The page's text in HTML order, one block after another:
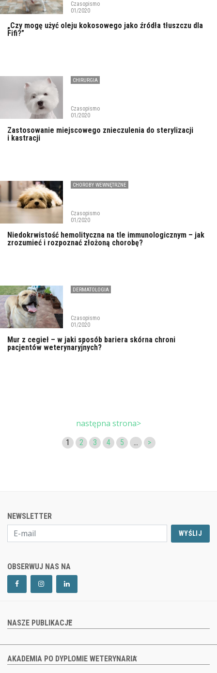
Czasopismo
01/2020
„Czy mogę użyć oleju kokosowego jako źródła tłuszczu dla
Fifi?”
CHIRURGIA
Czasopismo
01/2020
Zastosowanie miejscowego znieczulenia do sterylizacji
i kastracji
CHOROBY WEWNĘTRZNE
Czasopismo
01/2020
Niedokrwistość hemolityczna na tle immunologicznym – jak
zrozumieć i rozpoznać złożoną chorobę?
DERMATOLOGIA
Czasopismo
01/2020
Mur z cegieł – w jaki sposób bariera skórna chroni
pacjentów weterynaryjnych?
następna strona>
1 2 3 4 5 ... >
NEWSLETTER
WYŚLIJ
OBSERWUJ NAS NA
NASZE PUBLIKACJE
AKADEMIA PO DYPLOMIE WETERYNARIA